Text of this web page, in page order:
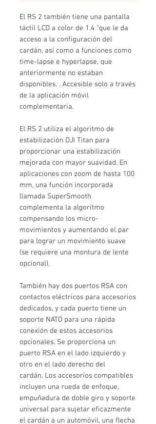
El RS 2 también tiene una pantalla
táctil LCD a color de 1.4 "que le da
acceso a la configuración del
cardán, así como a funciones como
time-lapse e hyperlapse, que
anteriormente no estaban
disponibles. . Accesible solo a través
de la aplicación móvil
complementaria.
El RS 2 utiliza el algoritmo de
estabilización DJI Titan para
proporcionar una estabilización
mejorada con mayor suavidad. En
aplicaciones con zoom de hasta 100
mm, una función incorporada
llamada SuperSmooth
complementa la algoritmo
compensando los micro-
movimientos y aumentando el par
para lograr un movimiento suave
(se requiere una montura de lente
opcional).
También hay dos puertos RSA con
contactos eléctricos para accesorios
dedicados, y cada puerto tiene un
soporte NATO para una rápida
conexión de estos accesorios
opcionales. Se proporciona un
puerto RSA en el lado izquierdo y
otro en el lado derecho del
cardán. Los accesorios compatibles
incluyen una rueda de enfoque,
empuñadura de doble giro y soporte
universal para sujetar eficazmente
el cardán a un automóvil, una flecha